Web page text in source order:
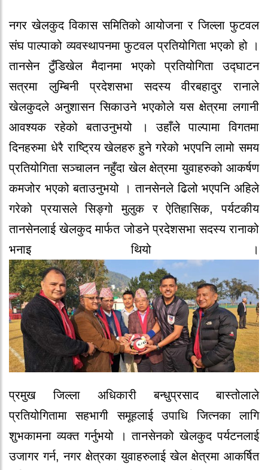
नगर खेलकुद विकास समितिको आयोजना र जिल्ला फुटवल
संघ पाल्पाको व्यवस्थापनमा फुटवल प्रतियोगिता भएको हो ।
तानसेन टुँडिखेल मैदानमा भएको प्रतियोगिता उद्घाटन
सत्रमा लुम्बिनी प्रदेशसभा सदस्य वीरबहादुर रानाले
खेलकुदले अनुशासन सिकाउने भएकोले यस क्षेत्रमा लगानी
आवश्यक रहेको बताउनुभयो । उहाँले पाल्पामा विगतमा
दिनहरुमा धेरै राष्ट्रिय खेलहरु हुने गरेको भएपनि लामो समय
प्रतियोगिता सञ्चालन नहुँदा खेल क्षेत्रमा युवाहरुको आकर्षण
कमजोर भएको बताउनुभयो । तानसेनले ढिलो भएपनि अहिले
गरेको प्रयासले सिङ्गो मुलुक र ऐतिहासिक, पर्यटकीय
तानसेनलाई खेलकुद मार्फत जोडने प्रदेशसभा सदस्य रानाको
भनाइ थियो ।
प्रमुख जिल्ला अधिकारी बन्धुप्रसाद बास्तोलाले
प्रतियोगितामा सहभागी समूहलाई उपाधि जित्नका लागि
शुभकामना व्यक्त गर्नुभयो । तानसेनको खेलकुद पर्यटनलाई
उजागर गर्न, नगर क्षेत्रका युवाहरुलाई खेल क्षेत्रमा आकर्षित